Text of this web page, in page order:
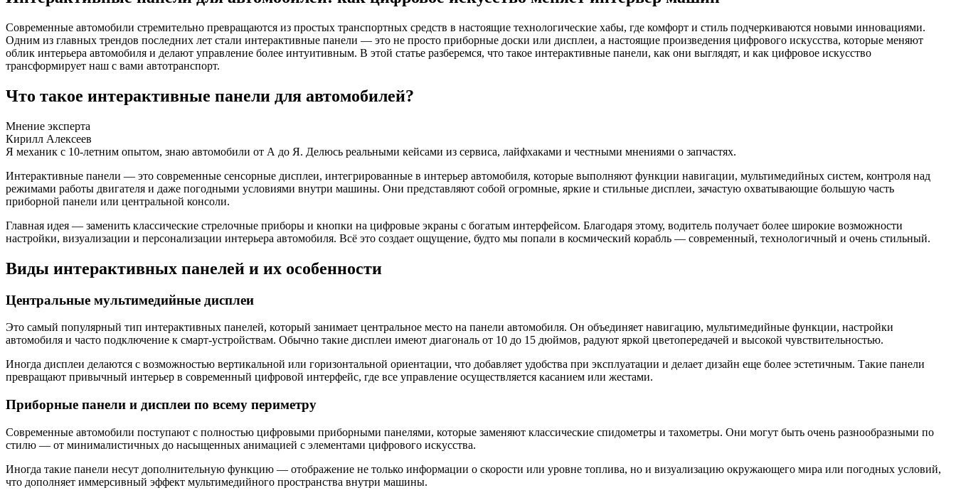
Современные автомобили стремительно превращаются из простых транспортных средств в настоящие технологические хабы, где комфорт и стиль подчеркиваются новыми инновациями.
Одним из главных трендов последних лет стали интерактивные панели — это не просто приборные доски или дисплеи, а настоящие произведения цифрового искусства, которые меняют
облик интерьера автомобиля и делают управление более интуитивным. В этой статье разберемся, что такое интерактивные панели, как они выглядят, и как цифровое искусство
трансформирует наш с вами автотранспорт.
Что такое интерактивные панели для автомобилей?
Мнение эксперта
Кирилл Алексеев
Я механик с 10-летним опытом, знаю автомобили от А до Я. Делюсь реальными кейсами из сервиса, лайфхаками и честными мнениями о запчастях.
Интерактивные панели — это современные сенсорные дисплеи, интегрированные в интерьер автомобиля, которые выполняют функции навигации, мультимедийных систем, контроля над
режимами работы двигателя и даже погодными условиями внутри машины. Они представляют собой огромные, яркие и стильные дисплеи, зачастую охватывающие большую часть
приборной панели или центральной консоли.
Главная идея — заменить классические стрелочные приборы и кнопки на цифровые экраны с богатым интерфейсом. Благодаря этому, водитель получает более широкие возможности
настройки, визуализации и персонализации интерьера автомобиля. Всё это создает ощущение, будто мы попали в космический корабль — современный, технологичный и очень стильный.
Виды интерактивных панелей и их особенности
Центральные мультимедийные дисплеи
Это самый популярный тип интерактивных панелей, который занимает центральное место на панели автомобиля. Он объединяет навигацию, мультимедийные функции, настройки
автомобиля и часто подключение к смарт-устройствам. Обычно такие дисплеи имеют диагональ от 10 до 15 дюймов, радуют яркой цветопередачей и высокой чувствительностью.
Иногда дисплеи делаются с возможностью вертикальной или горизонтальной ориентации, что добавляет удобства при эксплуатации и делает дизайн еще более эстетичным. Такие панели
превращают привычный интерьер в современный цифровой интерфейс, где все управление осуществляется касанием или жестами.
Приборные панели и дисплеи по всему периметру
Современные автомобили поступают с полностью цифровыми приборными панелями, которые заменяют классические спидометры и тахометры. Они могут быть очень разнообразными по
стилю — от минималистичных до насыщенных анимацией с элементами цифрового искусства.
Иногда такие панели несут дополнительную функцию — отображение не только информации о скорости или уровне топлива, но и визуализацию окружающего мира или погодных условий,
что дополняет иммерсивный эффект мультимедийного пространства внутри машины.